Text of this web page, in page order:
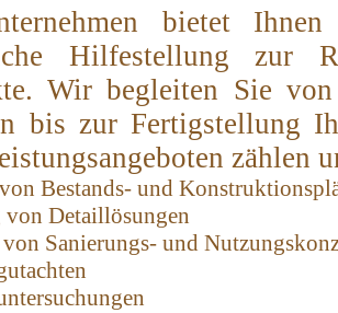
bietet
Hilfestellung zur
Wir begleiten Sie
bis zur Fertigstellung
zählen
von Bestands- und
Detaillösungen
von Sanierungs- und